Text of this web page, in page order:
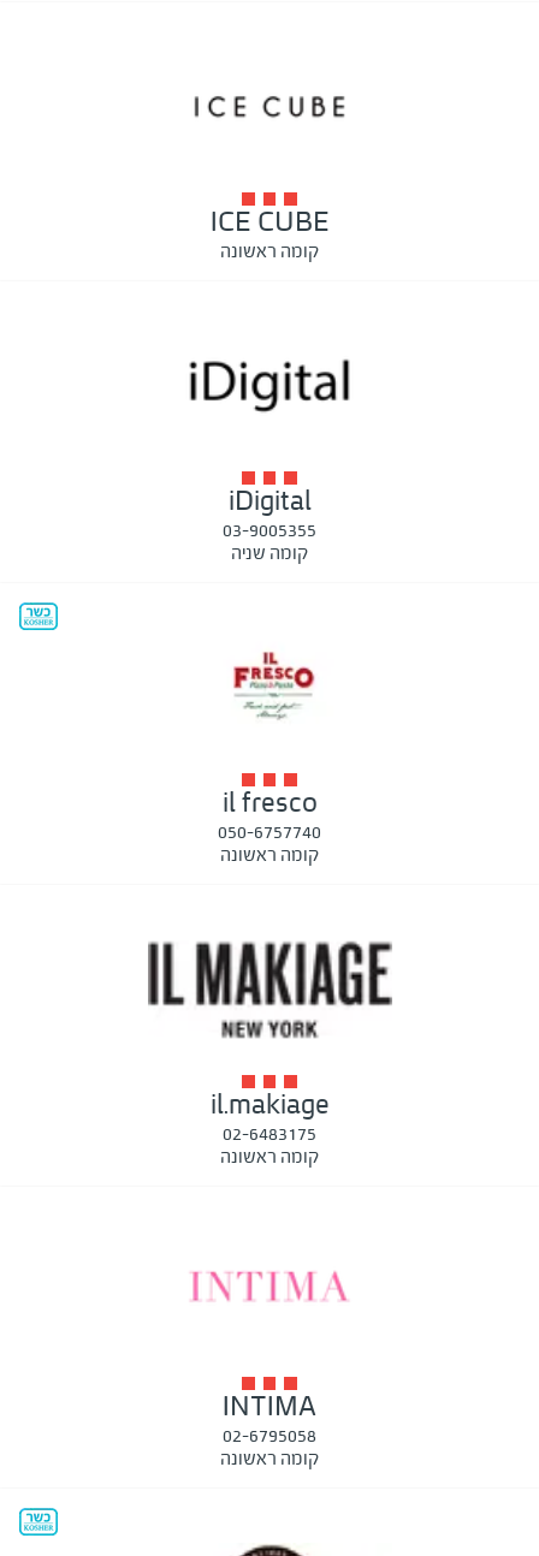
ICE CUBE
קומה ראשונה
iDigital
03-9005355
קומה שניה
il fresco
050-6757740
קומה ראשונה
il.makiage
02-6483175
קומה ראשונה
INTIMA
02-6795058
קומה ראשונה